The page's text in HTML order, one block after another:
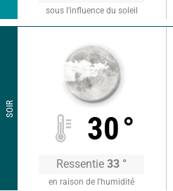
sous l’influence du soleil
SOIR
30°
Ressentie 33 °
en raison de l'humidité